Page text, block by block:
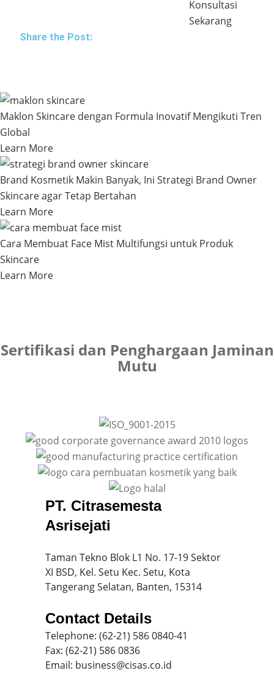
Konsultasi
Sekarang
Share the Post:
Maklon Skincare dengan Formula Inovatif Mengikuti Tren
Global
Learn More
Brand Kosmetik Makin Banyak, Ini Strategi Brand Owner
Skincare agar Tetap Bertahan
Learn More
Cara Membuat Face Mist Multifungsi untuk Produk
Skincare
Learn More
Sertifikasi dan Penghargaan Jaminan
Mutu
PT. Citrasemesta
Asrisejati
Taman Tekno Blok L1 No. 17-19 Sektor
XI BSD, Kel. Setu Kec. Setu, Kota
Tangerang Selatan, Banten, 15314
Contact Details
Telephone: (62-21) 586 0840-41
Fax: (62-21) 586 0836
Email: business@cisas.co.id